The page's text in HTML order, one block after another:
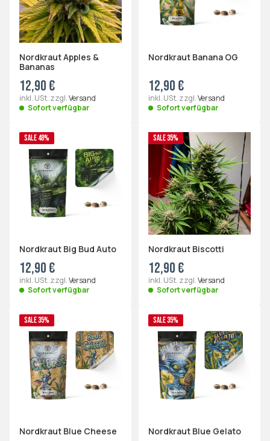
Nordkraut Apples &
Bananas
12,90 €
inkl. USt. zzgl.Versand
Sofort verfügbar
Nordkraut Banana OG
12,90 €
inkl. USt. zzgl.Versand
Sofort verfügbar
SALE 48%
Nordkraut Big Bud Auto
12,90 €
inkl. USt. zzgl.Versand
Sofort verfügbar
SALE 35%
Nordkraut Biscotti
12,90 €
inkl. USt. zzgl.Versand
Sofort verfügbar
SALE 35%
Nordkraut Blue Cheese
SALE 35%
Nordkraut Blue Gelato